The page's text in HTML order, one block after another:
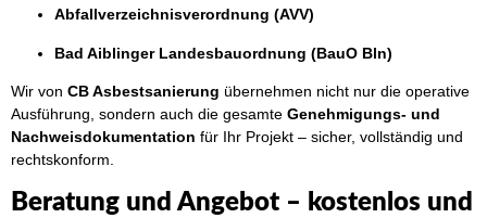
Abfallverzeichnisverordnung (AVV)
Bad Aiblinger Landesbauordnung (BauO Bln)
Wir von CB Asbestsanierung übernehmen nicht nur die operative
Ausführung, sondern auch die gesamte Genehmigungs- und
Nachweisdokumentation für Ihr Projekt – sicher, vollständig und
rechtskonform.
Beratung und Angebot – kostenlos und